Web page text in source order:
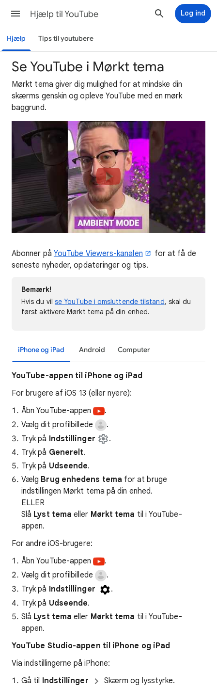
Hjælp til YouTube Log ind
Hjælp Tips til youtubere
Se YouTube i Mørkt tema
Mørkt tema giver dig mulighed for at mindske din
skærms genskin og opleve YouTube med en mørk
baggrund.
Abonner på YouTube Viewers-kanalen
for at få de
seneste nyheder, opdateringer og tips.
Bemærk!
Hvis du vil se YouTube i omsluttende tilstand, skal du
først aktivere Mørkt tema på din enhed.
iPhone og iPad Android Computer
YouTube-appen til iPhone og iPad
For brugere af iOS 13 (eller nyere):
Åbn YouTube-appen
.
Vælg dit profilbillede
.
Tryk på Indstillinger
.
Tryk på Generelt.
Tryk på Udseende.
Vælg Brug enhedens tema for at bruge
indstillingen Mørkt tema på din enhed.
ELLER
Slå Lyst tema eller Mørkt tema til i YouTube-
appen.
For andre iOS-brugere:
Åbn YouTube-appen
.
Vælg dit profilbillede
.
Tryk på Indstillinger
.
Tryk på Udseende.
Slå Lyst tema eller Mørkt tema til i YouTube-
appen.
YouTube Studio-appen til iPhone og iPad
Via indstillingerne på iPhone:
Gå til Indstillinger
Skærm og lysstyrke.